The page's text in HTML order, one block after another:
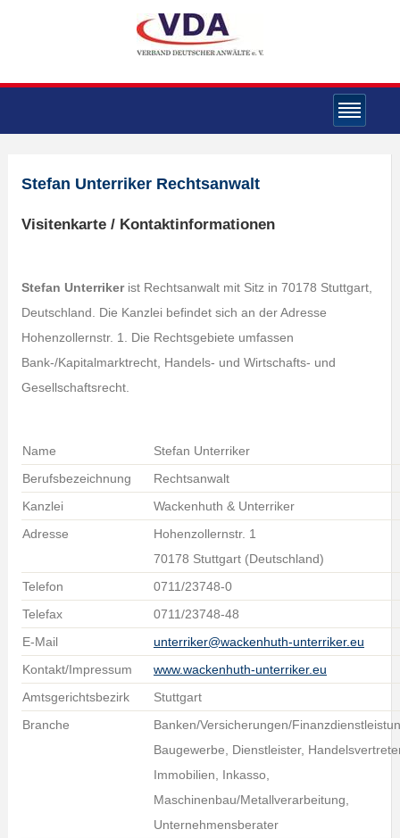
Stefan Unterriker Rechtsanwalt
Visitenkarte / Kontaktinformationen
Stefan Unterrikerist Rechtsanwalt mit Sitz in 70178 Stuttgart,
Deutschland. Die Kanzlei befindet sich an der Adresse
Hohenzollernstr. 1. Die Rechtsgebiete umfassen
Bank-/Kapitalmarktrecht, Handels- und Wirtschafts- und
Gesellschaftsrecht.
Name
Stefan Unterriker
Berufsbezeichnung
Rechtsanwalt
Kanzlei
Wackenhuth & Unterriker
Adresse
Hohenzollernstr. 1
70178 Stuttgart (Deutschland)
Telefon
0711/23748-0
Telefax
0711/23748-48
E-Mail
unterriker@wackenhuth-unterriker.eu
Kontakt/Impressum
www.wackenhuth-unterriker.eu
Amtsgerichtsbezirk
Stuttgart
Branche
Banken/Versicherungen/
Baugewerbe, Dienstleister,
Immobilien, Inkasso,
Maschinenbau/Metallverarbeitung,
Unternehmensberater